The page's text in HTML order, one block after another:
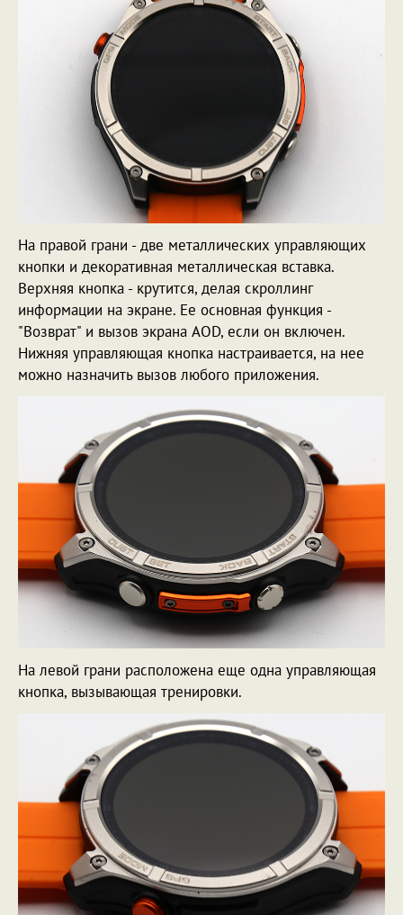
На правой грани - две металлических управляющих
кнопки и декоративная металлическая вставка.
Верхняя кнопка - крутится, делая скроллинг
информации на экране. Ее основная функция -
"Возврат" и вызов экрана AOD, если он включен.
Нижняя управляющая кнопка настраивается, на нее
можно назначить вызов любого приложения.
На левой грани расположена еще одна управляющая
кнопка, вызывающая тренировки.